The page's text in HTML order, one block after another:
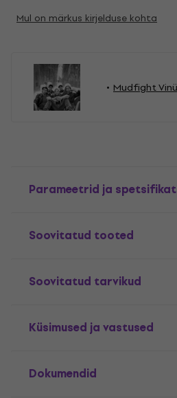
Mul on märkus kirjelduse kohta
Mudfight
Parameetrid ja
Soovitatud tooted
Soovitatud tarvikud
Küsimused ja vastused
Dokumendid